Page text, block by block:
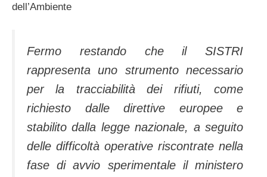
dell’Ambiente
Fermo restando che il SISTRI
rappresenta uno strumento necessario
per la tracciabilità dei rifiuti, come
richiesto dalle direttive europee e
stabilito dalla legge nazionale, a seguito
delle difficoltà operative riscontrate nella
fase di avvio sperimentale il ministero